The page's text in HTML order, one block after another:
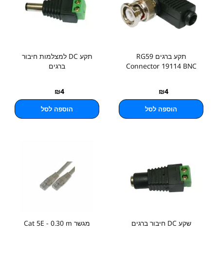
תקע ברגים RG59
Connector 19114 BNC
₪4
הוספה לסל
תקע DC למצלמות חיבור
ברגים
₪4
הוספה לסל
שקע DC חיבור ברגים מגשר Cat 5E - 0.30 m